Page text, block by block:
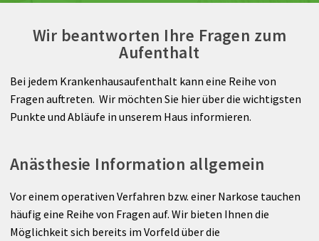
Privatklinik Maria Hilf
Arztsuche
Magazin Karriere Kontakt
Gynäkologie
Wirbelsäulen- und Neurochirurgie
Radiologie
Berufspraktikum
Ihr AufenthaltAbrechnung
Institut für Digitale Bilddiagnostik
Wir beantworten Ihre Fragen zum
Aufenthalt
Bei jedem Krankenhausaufenthalt kann eine Reihe von
Fragen auftreten. Wir möchten Sie hier über die wichtigsten
Punkte und Abläufe in unserem Haus informieren.
Anästhesie Information allgemein
Vor einem operativen Verfahren bzw. einer Narkose tauchen
häufig eine Reihe von Fragen auf. Wir bieten Ihnen die
Möglichkeit sich bereits im Vorfeld über die